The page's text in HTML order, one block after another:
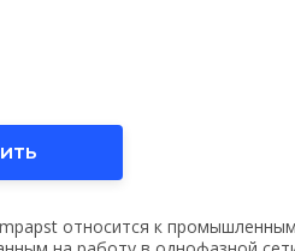
относится к